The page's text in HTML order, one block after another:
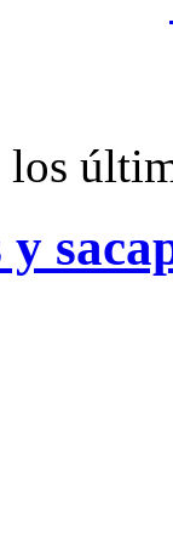
los
y